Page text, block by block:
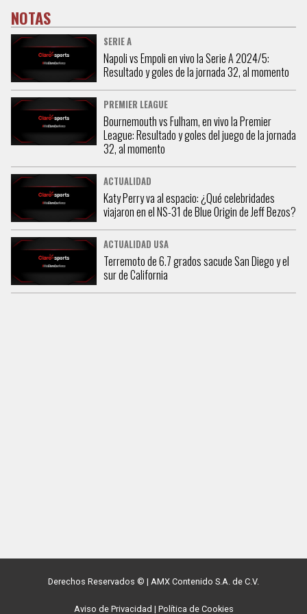
NOTAS
SERIE A
Napoli vs Empoli en vivo la Serie A 2024/5:
Resultado y goles de la jornada 32, al momento
PREMIER LEAGUE
Bournemouth vs Fulham, en vivo la Premier
League: Resultado y goles del juego de la jornada
32, al momento
ACTUALIDAD
Katy Perry va al espacio: ¿Qué celebridades
viajaron en el NS-31 de Blue Origin de Jeff Bezos?
ACTUALIDAD USA
Terremoto de 6.7 grados sacude San Diego y el
sur de California
Derechos Reservados © | AMX Contenido S.A. de C.V.
Aviso de Privacidad | Política de Cookies